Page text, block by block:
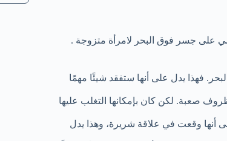
على جسر فوق البحر لامرأة متزوجة .
فهذا يدل على أنها ستفقد شيئًا مهمًا
صعبة. لكن كان بإمكانها التغلب عليها
أنها وقعت في علاقة شريرة، وهذا يدل